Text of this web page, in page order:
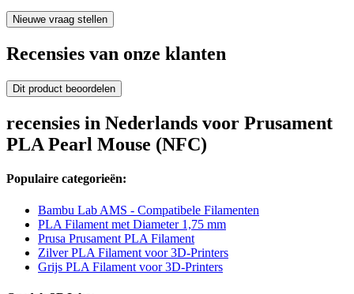
Nieuwe vraag stellen
Recensies van onze klanten
Dit product beoordelen
recensies in Nederlands voor Prusament
PLA Pearl Mouse (NFC)
Populaire categorieën:
Bambu Lab AMS - Compatibele Filamenten
PLA Filament met Diameter 1,75 mm
Prusa Prusament PLA Filament
Zilver PLA Filament voor 3D-Printers
Grijs PLA Filament voor 3D-Printers